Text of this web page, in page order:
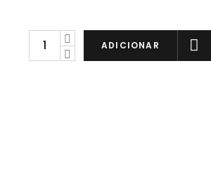
Plastimo
ADICIONAR